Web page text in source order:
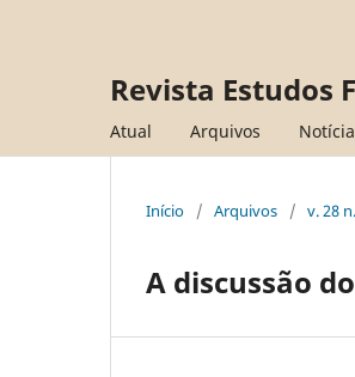
Revista Estudos
Atual Arquivos
Início / Arquivos / v. 28
A discussão